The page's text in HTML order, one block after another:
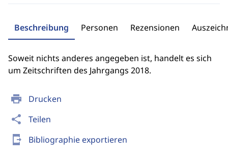
print Drucken
share Teilen
send_to_mobile Bibliographie exportieren
Beschreibung Personen Rezensionen
Soweit nichts anderes angegeben ist, handelt es sich
um Zeitschriften des Jahrgangs 2018.